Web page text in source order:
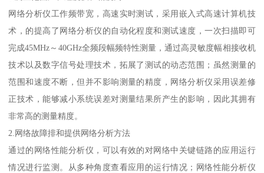
网络分析仪工作频带宽，高速实时测试，采用嵌入式高速计算机技
术，的提高了网络分析仪的自动化程度和测试速度，一次扫描即可
完成45MHz～40GHz全频段幅频特性测量，通过高灵敏度幅相接收机
技术以及数字信号处理技术，拓展了测试的动态范围；虽然测量的
范围和速度不断，但并不影响测量的精度，网络分析仪采用误差修
正技术，能够减小系统误差对测量结果所产生的影响，因此其拥有
非常高的测量精度。
2.网络故障排和提供网络分析方法
通过的网络性能分析仪，可以有效的对网络中关键链路的应用运行
情况进行监测。从多种角度查看应用的运行情况；网络性能分析仪